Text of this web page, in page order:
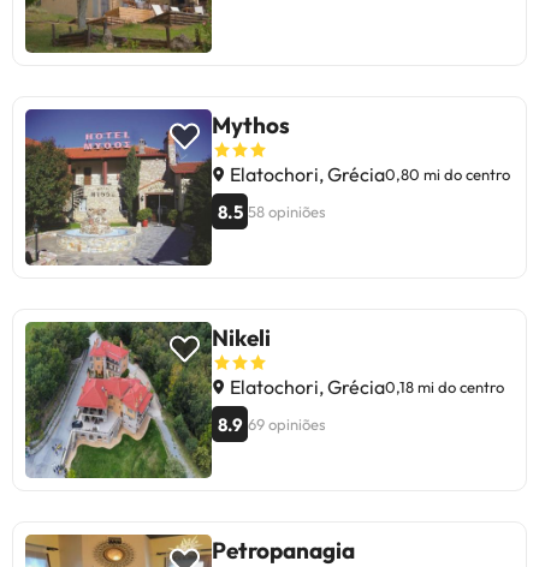
Mythos
Elatochori, Grécia0,80 mi do centro
8.5 58 opiniões
Nikeli
Elatochori, Grécia0,18 mi do centro
8.9 69 opiniões
Petropanagia